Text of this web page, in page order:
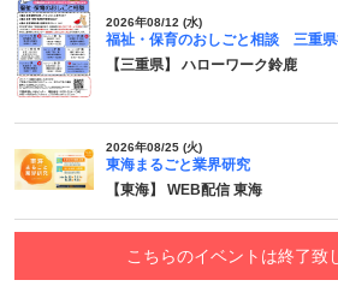
2026年08/12 (水)
福祉・保育のおしごと相談 三重
【三重県】 ハローワーク鈴鹿
2026年08/25 (火)
東海まるごと業界研究
【東海】 WEB配信 東海
こちらのイベントは終了致